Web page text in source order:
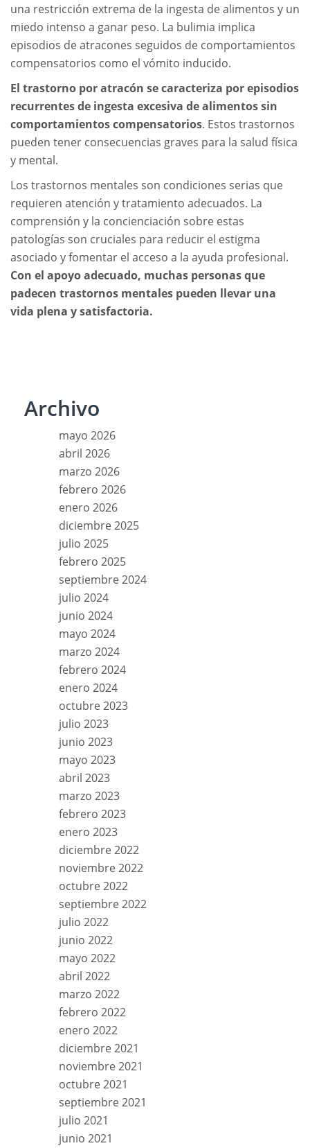
una restricción extrema de la ingesta de alimentos y un
miedo intenso a ganar peso. La bulimia implica
episodios de atracones seguidos de comportamientos
compensatorios como el vómito inducido.
El trastorno por atracón se caracteriza por episodios
recurrentes de ingesta excesiva de alimentos sin
comportamientos compensatorios. Estos trastornos
pueden tener consecuencias graves para la salud física
y mental.
Los trastornos mentales son condiciones serias que
requieren atención y tratamiento adecuados. La
comprensión y la concienciación sobre estas
patologías son cruciales para reducir el estigma
asociado y fomentar el acceso a la ayuda profesional.
Con el apoyo adecuado, muchas personas que
padecen trastornos mentales pueden llevar una
vida plena y satisfactoria.
Archivo
mayo 2026
abril 2026
marzo 2026
febrero 2026
enero 2026
diciembre 2025
julio 2025
febrero 2025
septiembre 2024
julio 2024
junio 2024
mayo 2024
marzo 2024
febrero 2024
enero 2024
octubre 2023
julio 2023
junio 2023
mayo 2023
abril 2023
marzo 2023
febrero 2023
enero 2023
diciembre 2022
noviembre 2022
octubre 2022
septiembre 2022
julio 2022
junio 2022
mayo 2022
abril 2022
marzo 2022
febrero 2022
enero 2022
diciembre 2021
noviembre 2021
octubre 2021
septiembre 2021
julio 2021
junio 2021